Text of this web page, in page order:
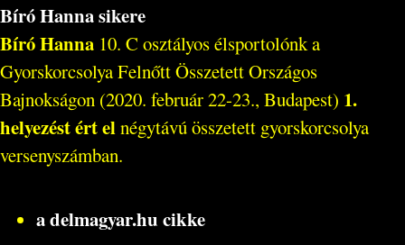
Bíró Hanna sikere
Bíró Hanna 10. C osztályos élsportolónk a
Gyorskorcsolya Felnőtt Összetett Országos
Bajnokságon (2020. február 22-23., Budapest) 1.
helyezést ért elnégytávú összetett gyorskorcsolya
versenyszámban.
a delmagyar.hu cikke